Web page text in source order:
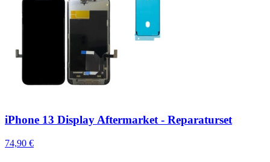
iPhone 13 Display Aftermarket - Reparaturset
74,90 €